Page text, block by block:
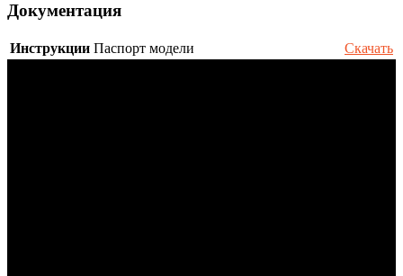
Документация
Инструкции Паспорт модели Скачать